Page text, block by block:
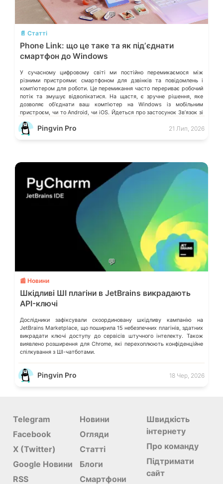
💬
📄 Статті
Phone Link: що це таке та як підʼєднати
смартфон до Windows
У сучасному цифровому світі ми постійно перемикаємося між
різними пристроями: смартфоном для дзвінків та повідомлень і
компʼютером для роботи. Це перемикання часто перериває робочий
потік та змушує відволікатися. На щастя, є зручне рішення, яке
дозволяє обʼєднати ваш компʼютер на Windows із мобільним
пристроєм, чи то Android, чи iOS. Йдеться про застосунок Звʼязок зі
смартфоном (Phone Link) від Microsoft, що перетворює ваш ПК на
своєрідний «міст» до функцій смартфона.
Pingvin Pro 21 Лип, 2026
💬
📰 Новини
Шкідливі ШІ плагіни в JetBrains викрадають
API-ключі
Дослідники зафіксували скоординовану шкідливу кампанію на
JetBrains Marketplace, що поширила 15 небезпечних плагінів, здатних
викрадати ключі доступу до сервісів штучного інтелекту. Також
виявлено розширення для Chrome, які перехоплюють конфіденційне
спілкування з ШІ-чатботами.
Pingvin Pro 18 Чер, 2026
Telegram
Facebook
X (Twitter)
Google Новини
RSS
Новини
Огляди
Статті
Блоги
Смартфони
Швидкість
інтернету
Про команду
Підтримати
сайт